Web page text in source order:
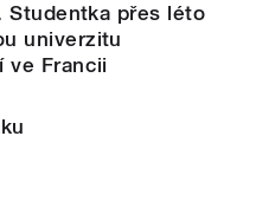
Studentka přes léto
univerzitu
ve Francii